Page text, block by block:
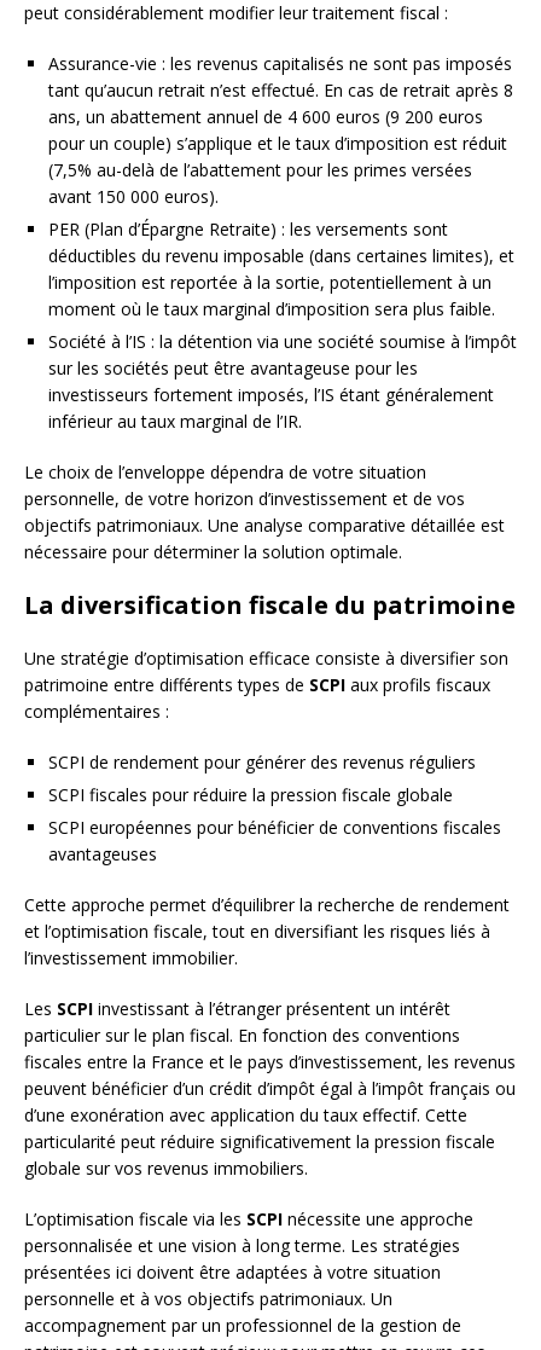
peut considérablement modifier leur traitement fiscal :
Assurance-vie : les revenus capitalisés ne sont pas imposés
tant qu’aucun retrait n’est effectué. En cas de retrait après 8
ans, un abattement annuel de 4 600 euros (9 200 euros
pour un couple) s’applique et le taux d’imposition est réduit
(7,5% au-delà de l’abattement pour les primes versées
avant 150 000 euros).
PER (Plan d’Épargne Retraite) : les versements sont
déductibles du revenu imposable (dans certaines limites), et
l’imposition est reportée à la sortie, potentiellement à un
moment où le taux marginal d’imposition sera plus faible.
Société à l’IS : la détention via une société soumise à l’impôt
sur les sociétés peut être avantageuse pour les
investisseurs fortement imposés, l’IS étant généralement
inférieur au taux marginal de l’IR.
Le choix de l’enveloppe dépendra de votre situation
personnelle, de votre horizon d’investissement et de vos
objectifs patrimoniaux. Une analyse comparative détaillée est
nécessaire pour déterminer la solution optimale.
La diversification fiscale du patrimoine
Une stratégie d’optimisation efficace consiste à diversifier son
patrimoine entre différents types de SCPI aux profils fiscaux
complémentaires :
SCPI de rendement pour générer des revenus réguliers
SCPI fiscales pour réduire la pression fiscale globale
SCPI européennes pour bénéficier de conventions fiscales
avantageuses
Cette approche permet d’équilibrer la recherche de rendement
et l’optimisation fiscale, tout en diversifiant les risques liés à
l’investissement immobilier.
Les SCPI investissant à l’étranger présentent un intérêt
particulier sur le plan fiscal. En fonction des conventions
fiscales entre la France et le pays d’investissement, les revenus
peuvent bénéficier d’un crédit d’impôt égal à l’impôt français ou
d’une exonération avec application du taux effectif. Cette
particularité peut réduire significativement la pression fiscale
globale sur vos revenus immobiliers.
L’optimisation fiscale via les SCPI nécessite une approche
personnalisée et une vision à long terme. Les stratégies
présentées ici doivent être adaptées à votre situation
personnelle et à vos objectifs patrimoniaux. Un
accompagnement par un professionnel de la gestion de